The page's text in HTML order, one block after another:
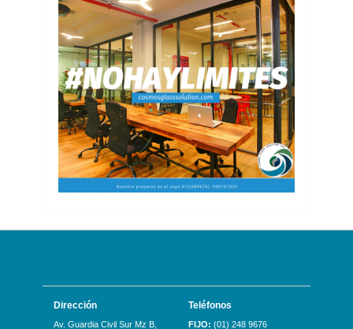
Dirección
Av. Guardia Civil Sur Mz B,
Teléfonos
FIJO: (01) 248 9676